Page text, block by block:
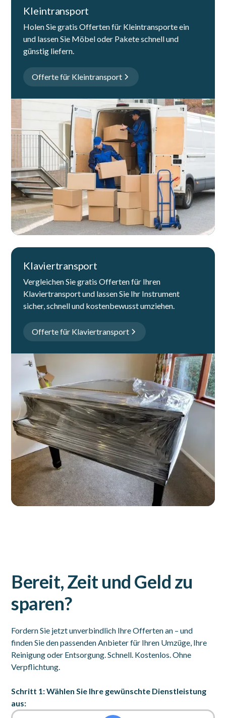
Kleintransport
Holen Sie gratis Offerten für Kleintransporte ein
und lassen Sie Möbel oder Pakete schnell und
günstig liefern.
Offerte für Kleintransport
Klaviertransport
Vergleichen Sie gratis Offerten für Ihren
Klaviertransport und lassen Sie Ihr Instrument
sicher, schnell und kostenbewusst umziehen.
Offerte für Klaviertransport
Bereit, Zeit und Geld zu
sparen?
Fordern Sie jetzt unverbindlich Ihre Offerten an – und
finden Sie den passenden Anbieter für Ihren Umzüge, Ihre
Reinigung oder Entsorgung. Schnell. Kostenlos. Ohne
Verpflichtung.
Schritt 1: Wählen Sie Ihre gewünschte Dienstleistung
aus: